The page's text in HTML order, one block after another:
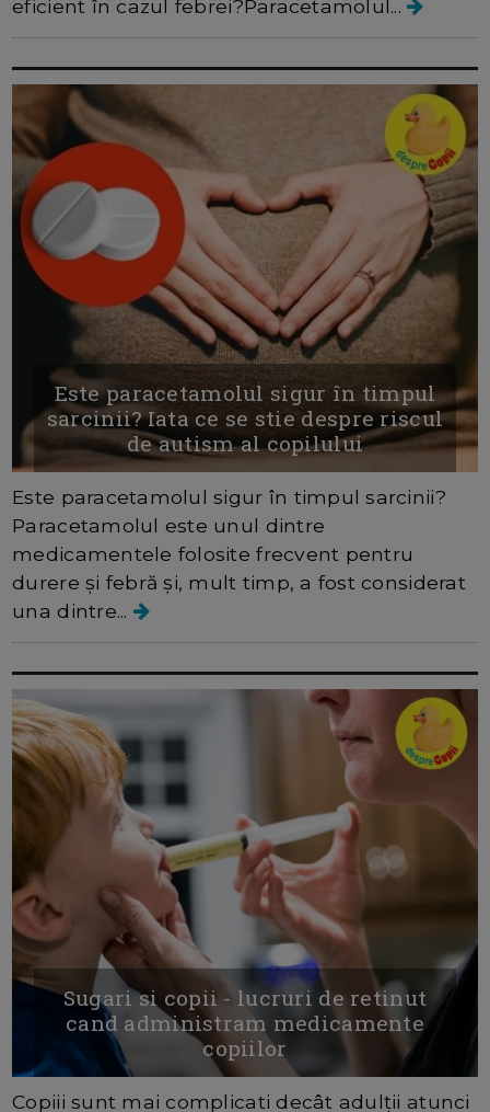
eficient în cazul febrei?Paracetamolul...
Este paracetamolul sigur în timpul
sarcinii? Iata ce se stie despre riscul
de autism al copilului
Este paracetamolul sigur în timpul sarcinii?
Paracetamolul este unul dintre
medicamentele folosite frecvent pentru
durere și febră și, mult timp, a fost considerat
una dintre...
Sugari si copii - lucruri de retinut
cand administram medicamente
copiilor
Copiii sunt mai complicati decât adulții atunci